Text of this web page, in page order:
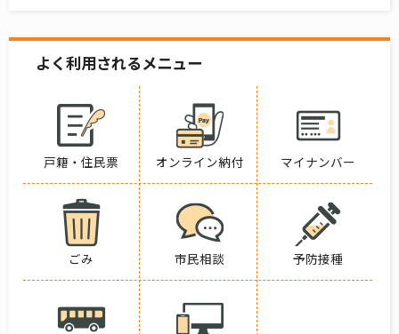
よく利用されるメニュー
戸籍・住民票 オンライン納付 マイナンバー
ごみ 市民相談 予防接種